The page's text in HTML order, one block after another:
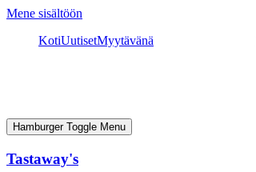
Mene sisältöön
KotiUutisetMyytävänä
Hamburger Toggle Menu
Tastaway's